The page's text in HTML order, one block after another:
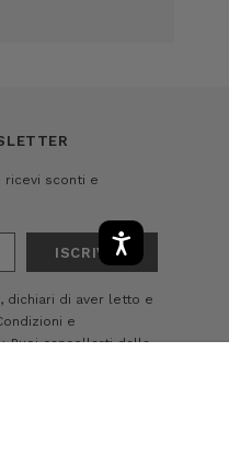
ricevi sconti e
dichiari di aver letto e
e
Puoi cancellarti dalla